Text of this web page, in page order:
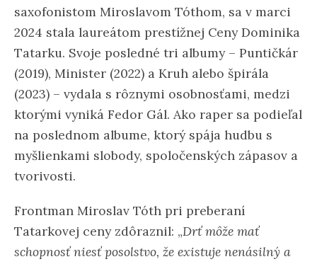
saxofonistom Miroslavom Tóthom, sa v marci
2024 stala laureátom prestížnej Ceny Dominika
Tatarku. Svoje posledné tri albumy – Puntičkár
(2019), Minister (2022) a Kruh alebo špirála
(2023) – vydala s rôznymi osobnosťami, medzi
ktorými vyniká Fedor Gál. Ako raper sa podieľal
na poslednom albume, ktorý spája hudbu s
myšlienkami slobody, spoločenských zápasov a
tvorivosti.
Frontman Miroslav Tóth pri preberaní
Tatarkovej ceny zdôraznil: „Drť môže mať
schopnosť niesť posolstvo, že existuje nenásilný a